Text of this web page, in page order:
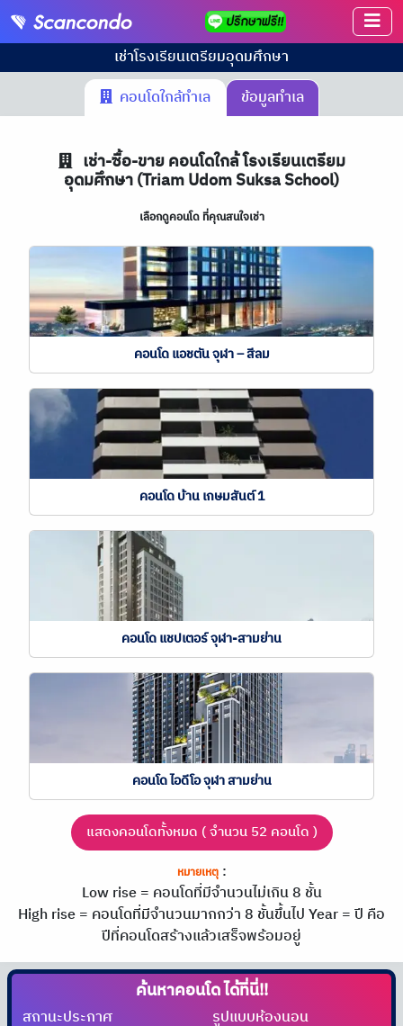
เช่าโรงเรียนเตรียมอุดมศึกษา
คอนโดใกล้ทำเล
ข้อมูลทำเล
เช่า-ซื้อ-ขาย คอนโดใกล้ โรงเรียนเตรียม
อุดมศึกษา (Triam Udom Suksa School)
เลือกดูคอนโด ที่คุณสนใจเช่า
คอนโด แอชตัน จุฬา – สีลม
คอนโด บ้าน เกษมสันต์ 1
คอนโด แชปเตอร์ จุฬา-สามย่าน
คอนโด ไอดีโอ จุฬา สามย่าน
แสดงคอนโดทั้งหมด ( จำนวน 52 คอนโด )
หมายเหตุ:
Low rise = คอนโดที่มีจำนวนไม่เกิน 8 ชั้น
High rise = คอนโดที่มีจำนวนมากกว่า 8 ชั้นขึ้นไปYear = ปี คือ
ปีที่คอนโดสร้างแล้วเสร็จพร้อมอยู่
ค้นหาคอนโดได้ที่นี่!!
สถานะประกาศ รูปแบบห้องนอน